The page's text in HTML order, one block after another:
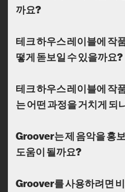
까요?
테크 하우스 레이블에 작
떻게 돋보일 수 있을까요?
테크 하우스 레이블에 작
는 어떤 과정을 거치게 되
Groover는 제 음악을 홍
도움이 될까요?
Groover를 사용하려면